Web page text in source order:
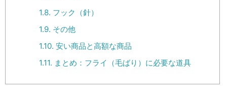
1.8. フック（針）
1.9. その他
1.10. 安い商品と高額な商品
1.11. まとめ：フライ（毛ばり）に必要な道具